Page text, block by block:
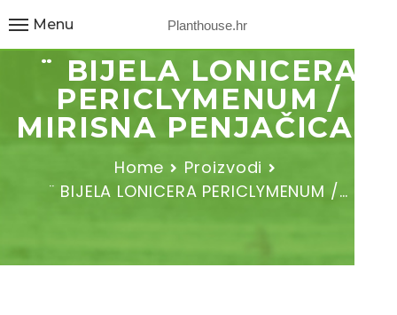
Planthouse.hr
Menu
¨ BIJELA LONICERA
PERICLYMENUM /
MIRISNA PENJAČICA ¨
Home
Proizvodi
¨ BIJELA LONICERA PERICLYMENUM /…